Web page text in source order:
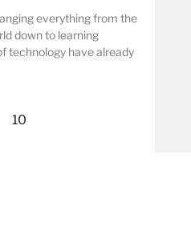
everything from the
down to learning
technology have already
10